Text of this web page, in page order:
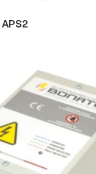
APS2